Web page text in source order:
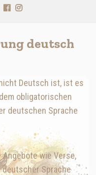
deutsch
Deutsch ist, ist es
obligatorischen
deutschen Sprache
wie Verse,
deutscher Sprache